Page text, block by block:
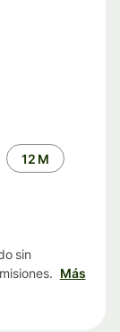
12 M
sin
Más